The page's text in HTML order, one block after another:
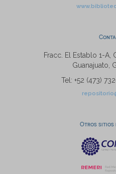
Fracc. El Establo 1-A,
Guanajuato,
Tel: +52 (473)
Otros sitios